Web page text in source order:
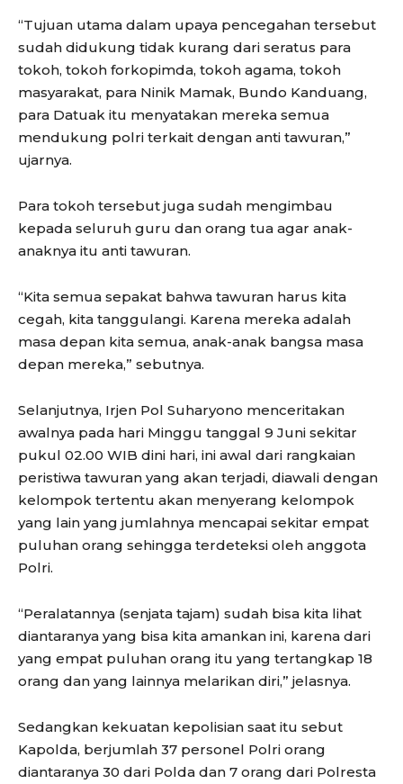
“Tujuan utama dalam upaya pencegahan tersebut
sudah didukung tidak kurang dari seratus para
tokoh, tokoh forkopimda, tokoh agama, tokoh
masyarakat, para Ninik Mamak, Bundo Kanduang,
para Datuak itu menyatakan mereka semua
mendukung polri terkait dengan anti tawuran,”
ujarnya.
Para tokoh tersebut juga sudah mengimbau
kepada seluruh guru dan orang tua agar anak-
anaknya itu anti tawuran.
“Kita semua sepakat bahwa tawuran harus kita
cegah, kita tanggulangi. Karena mereka adalah
masa depan kita semua, anak-anak bangsa masa
depan mereka,” sebutnya.
Selanjutnya, Irjen Pol Suharyono menceritakan
awalnya pada hari Minggu tanggal 9 Juni sekitar
pukul 02.00 WIB dini hari, ini awal dari rangkaian
peristiwa tawuran yang akan terjadi, diawali dengan
kelompok tertentu akan menyerang kelompok
yang lain yang jumlahnya mencapai sekitar empat
puluhan orang sehingga terdeteksi oleh anggota
Polri.
“Peralatannya (senjata tajam) sudah bisa kita lihat
diantaranya yang bisa kita amankan ini, karena dari
yang empat puluhan orang itu yang tertangkap 18
orang dan yang lainnya melarikan diri,” jelasnya.
Sedangkan kekuatan kepolisian saat itu sebut
Kapolda, berjumlah 37 personel Polri orang
diantaranya 30 dari Polda dan 7 orang dari Polresta